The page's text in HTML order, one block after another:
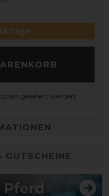
geliefert werden.
GUTSCHEINE